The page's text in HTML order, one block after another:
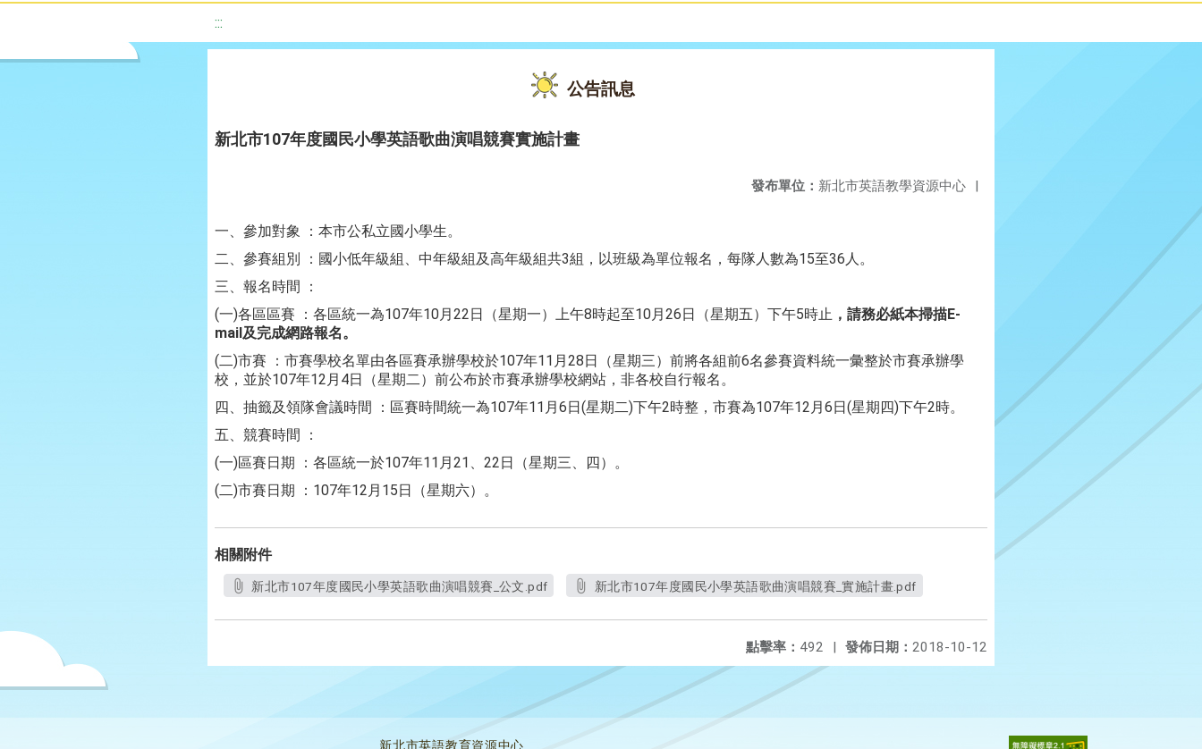
:::
公告訊息
新北市107年度國民小學英語歌曲演唱競賽實施計畫
發布單位： 新北市英語教學資源中心 |
一、參加對象 ：本市公私立國小學生。
二、參賽組別 ：國小低年級組、中年級組及高年級組共3組，以班級為單位報名，每隊人數為15至36人。
三、報名時間 ：
(一)各區區賽 ：各區統一為107年10月22日（星期一）上午8時起至10月26日（星期五）下午5時止 ，請務必紙本掃描E-
mail及完成網路報名。
(二)市賽 ：市賽學校名單由各區賽承辦學校於107年11月28日（星期三）前將各組前6名參賽資料統一彙整於市賽承辦學
校，並於107年12月4日（星期二）前公布於市賽承辦學校網站，非各校自行報名。
四、抽籤及領隊會議時間 ：區賽時間統一為107年11月6日(星期二)下午2時整，市賽為107年12月6日(星期四)下午2時。
五、競賽時間 ：
(一)區賽日期 ：各區統一於107年11月21、22日（星期三、四）。
(二)市賽日期 ：107年12月15日（星期六）。
相關附件
新北市107年度國民小學英語歌曲演唱競賽_公文.pdf 新北市107年度國民小學英語歌曲演唱競賽_實施計畫.pdf
發佈日期： 2018-10-12
點擊率： 492 |
新北市英語教育資源中心